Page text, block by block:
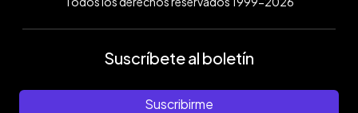
Suscríbete al boletín
Suscribirme